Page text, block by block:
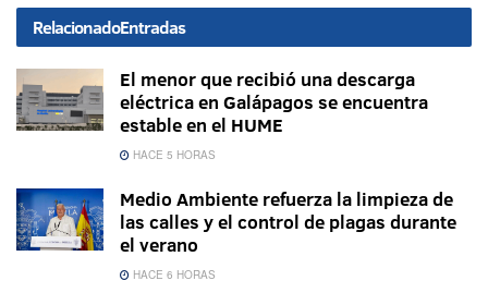
RelacionadoEntradas
El menor que recibió una descarga
eléctrica en Galápagos se encuentra
estable en el HUME
HACE 5 HORAS
Medio Ambiente refuerza la limpieza de
las calles y el control de plagas durante
el verano
HACE 6 HORAS